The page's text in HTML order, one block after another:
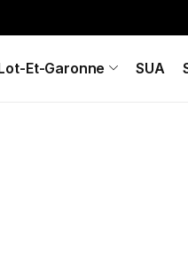
Et-Garonne SUA